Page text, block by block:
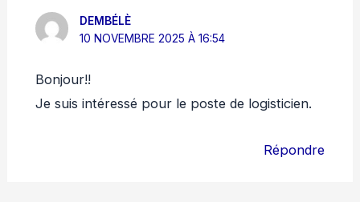
DEMBÉLÈ
10 NOVEMBRE 2025 À 16:54
Bonjour!!
Je suis intéressé pour le poste de logisticien.
Répondre